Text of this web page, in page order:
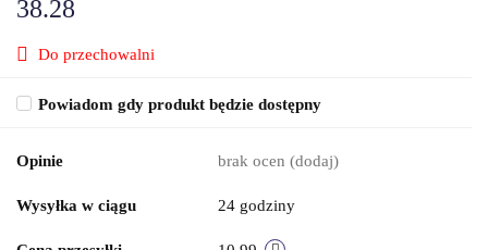
38.28
Do przechowalni
Powiadom gdy produkt będzie dostępny
Opinie brak ocen (dodaj)
Wysyłka w ciągu 24 godziny